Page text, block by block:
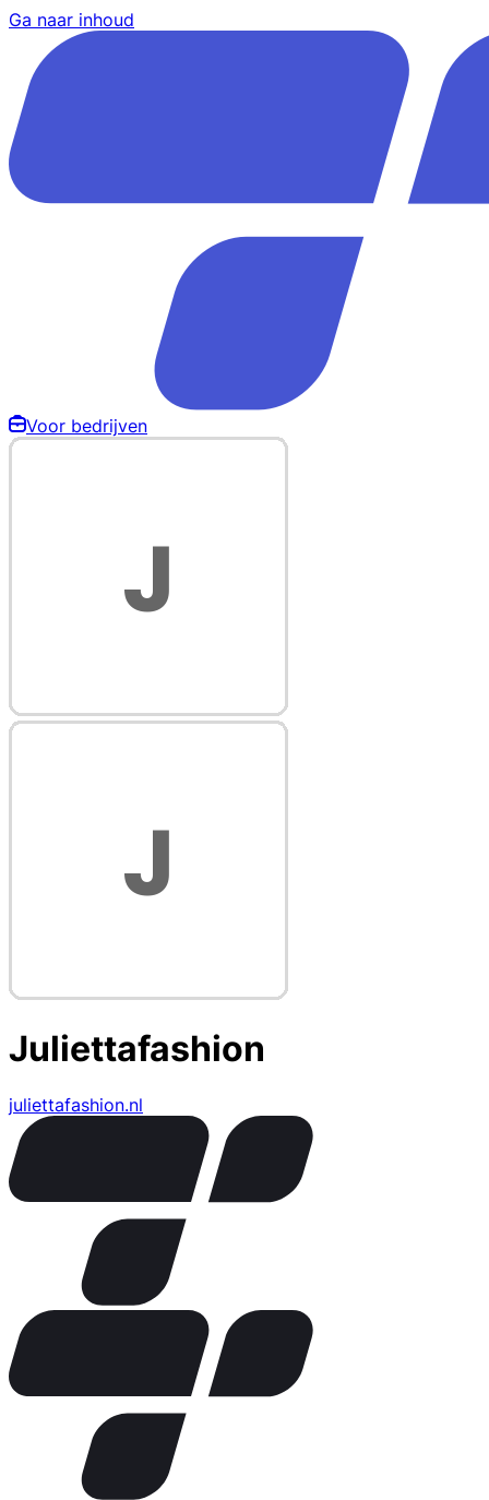
Ga naar inhoud
Voor bedrijven
Juliettafashion
juliettafashion.nl